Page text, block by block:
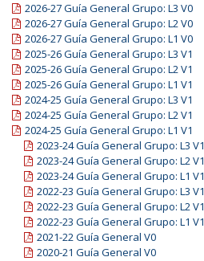
2026-27 Guía General Grupo: L3 V0
2026-27 Guía General Grupo: L2 V0
2026-27 Guía General Grupo: L1 V0
2025-26 Guía General Grupo: L3 V1
2025-26 Guía General Grupo: L2 V1
2025-26 Guía General Grupo: L1 V1
2024-25 Guía General Grupo: L3 V1
2024-25 Guía General Grupo: L2 V1
2024-25 Guía General Grupo: L1 V1
2023-24 Guía General Grupo: L3 V1
2023-24 Guía General Grupo: L2 V1
2023-24 Guía General Grupo: L1 V1
2022-23 Guía General Grupo: L3 V1
2022-23 Guía General Grupo: L2 V1
2022-23 Guía General Grupo: L1 V1
2021-22 Guía General V0
2020-21 Guía General V0